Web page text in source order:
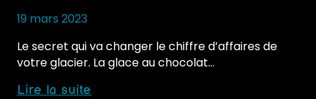
19 mars 2023
Le secret qui va changer le chiffre d’affaires de
votre glacier. La glace au chocolat…
Lire la suite